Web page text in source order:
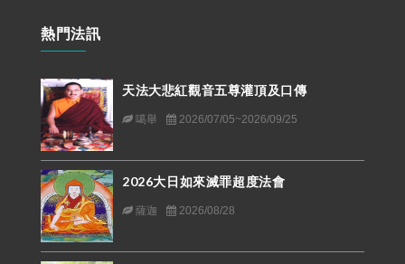
熱門法訊
天法大悲紅觀音五尊灌頂及口傳
噶舉 2026/07/05~2026/09/25
2026大日如來滅罪超度法會
薩迦 2026/08/28